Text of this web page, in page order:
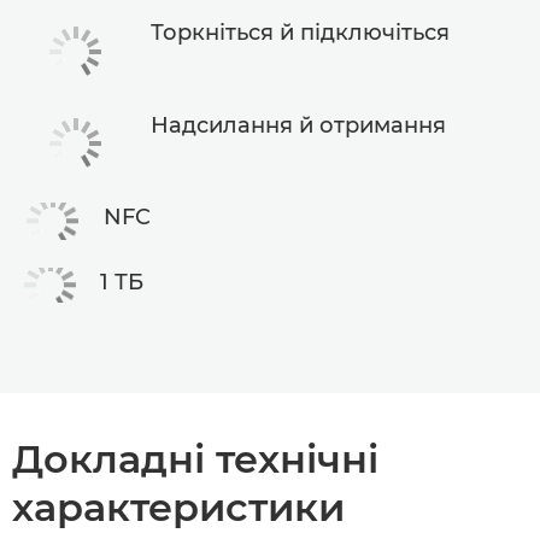
Торкніться й підключіться
Надсилання й отримання
NFC
1 ТБ
Докладні технічні
характеристики